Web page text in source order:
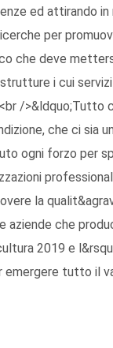
ed attirando
per
che deve
i cui
/>&ldquo;Tutto
che ci sia
ogni forzo per
la
aziende che
2019 e
emergere tutto il